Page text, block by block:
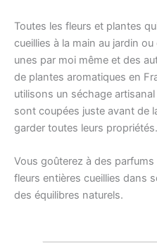
Toutes les fleurs et plantes
cueillies à la main au jardin
unes par moi même et des
de plantes aromatiques en
utilisons un séchage artisanal
sont coupées juste avant de
garder toutes leurs propriétés.
Vous goûterez à des
fleurs entières cueillies dans
des équilibres naturels.